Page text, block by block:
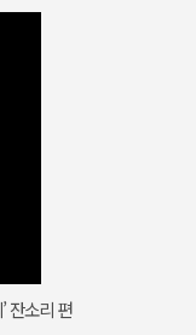
잔소리 편